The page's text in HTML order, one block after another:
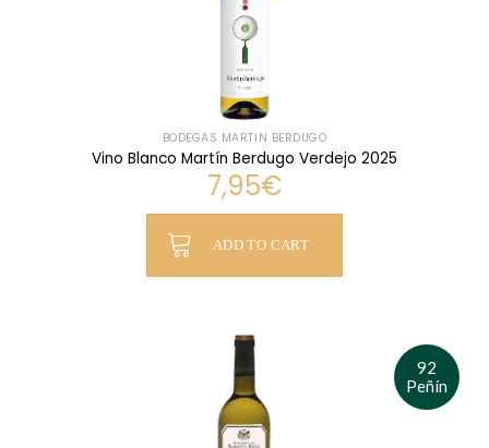
BODEGAS MARTÍN BERDUGO
Vino Blanco Martín Berdugo Verdejo 2025
7,95€
ADD TO CART
92
Peñín